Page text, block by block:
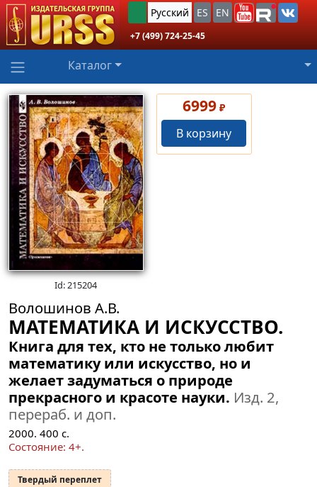
Русский ES EN
+7 (499) 724-25-45
Каталог
Id: 215204
6999 ₽
В корзину
Волошинов А.В.
МАТЕМАТИКА И ИСКУССТВО.
Книга для тех, кто не только любит
математику или искусство, но и
желает задуматься о природе
прекрасного и красоте науки. Изд. 2,
перераб. и доп.
2000. 400 с.
Состояние: 4+.
Твердый переплет